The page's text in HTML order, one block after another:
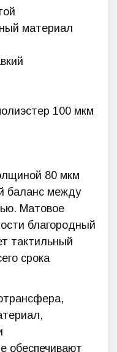
материал
100 мкм
80 мкм
баланс между
Матовое
благородный
тактильный
срока
обеспечивают